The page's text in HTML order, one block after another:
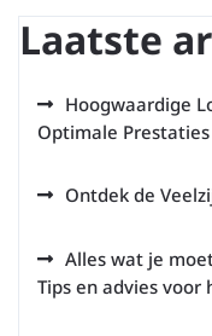
Laatste
Hoogwaardige
Optimale Prestaties
Ontdek de
Alles wat je
Tips en advies